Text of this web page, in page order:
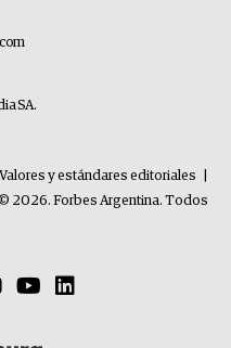
SA.
Valores y estándares editoriales
2026. Forbes Argentina. Todos